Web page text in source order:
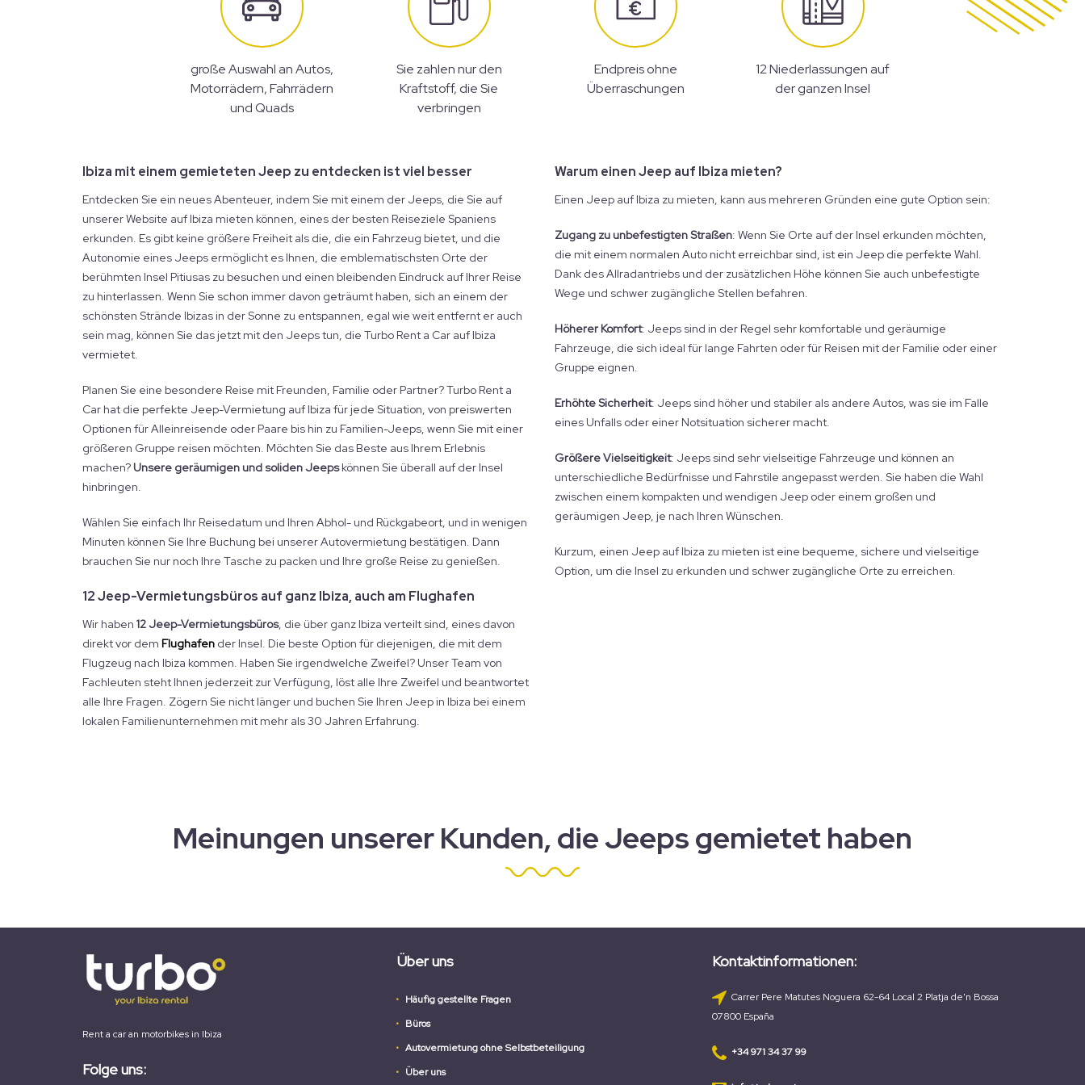
große Auswahl an Autos,
Motorrädern, Fahrrädern
und Quads
Sie zahlen nur den
Kraftstoff, die Sie
verbringen
Endpreis ohne
Überraschungen
12 Niederlassungen auf
der ganzen Insel
Ibiza mit einem gemieteten Jeep zu entdecken ist viel besser
Entdecken Sie ein neues Abenteuer, indem Sie mit einem der Jeeps, die Sie auf
unserer Website auf Ibiza mieten können, eines der besten Reiseziele Spaniens
erkunden. Es gibt keine größere Freiheit als die, die ein Fahrzeug bietet, und die
Autonomie eines Jeeps ermöglicht es Ihnen, die emblematischsten Orte der
berühmten Insel Pitiusas zu besuchen und einen bleibenden Eindruck auf Ihrer Reise
zu hinterlassen. Wenn Sie schon immer davon geträumt haben, sich an einem der
schönsten Strände Ibizas in der Sonne zu entspannen, egal wie weit entfernt er auch
sein mag, können Sie das jetzt mit den Jeeps tun, die Turbo Rent a Car auf Ibiza
vermietet.
Planen Sie eine besondere Reise mit Freunden, Familie oder Partner? Turbo Rent a
Car hat die perfekte Jeep-Vermietung auf Ibiza für jede Situation, von preiswerten
Optionen für Alleinreisende oder Paare bis hin zu Familien-Jeeps, wenn Sie mit einer
größeren Gruppe reisen möchten. Möchten Sie das Beste aus Ihrem Erlebnis
machen? Unsere geräumigen und soliden Jeepskönnen Sie überall auf der Insel
hinbringen.
Wählen Sie einfach Ihr Reisedatum und Ihren Abhol- und Rückgabeort, und in wenigen
Minuten können Sie Ihre Buchung bei unserer Autovermietung bestätigen. Dann
brauchen Sie nur noch Ihre Tasche zu packen und Ihre große Reise zu genießen.
12 Jeep-Vermietungsbüros auf ganz Ibiza, auch am Flughafen
Wir haben 12 Jeep-Vermietungsbüros, die über ganz Ibiza verteilt sind, eines davon
direkt vor dem Flughafen der Insel. Die beste Option für diejenigen, die mit dem
Flugzeug nach Ibiza kommen. Haben Sie irgendwelche Zweifel? Unser Team von
Fachleuten steht Ihnen jederzeit zur Verfügung, löst alle Ihre Zweifel und beantwortet
alle Ihre Fragen. Zögern Sie nicht länger und buchen Sie Ihren Jeep in Ibiza bei einem
lokalen Familienunternehmen mit mehr als 30 Jahren Erfahrung.
Warum einen Jeep auf Ibiza mieten?
Einen Jeep auf Ibiza zu mieten, kann aus mehreren Gründen eine gute Option sein:
Zugang zu unbefestigten Straßen: Wenn Sie Orte auf der Insel erkunden möchten,
die mit einem normalen Auto nicht erreichbar sind, ist ein Jeep die perfekte Wahl.
Dank des Allradantriebs und der zusätzlichen Höhe können Sie auch unbefestigte
Wege und schwer zugängliche Stellen befahren.
Höherer Komfort: Jeeps sind in der Regel sehr komfortable und geräumige
Fahrzeuge, die sich ideal für lange Fahrten oder für Reisen mit der Familie oder einer
Gruppe eignen.
Erhöhte Sicherheit: Jeeps sind höher und stabiler als andere Autos, was sie im Falle
eines Unfalls oder einer Notsituation sicherer macht.
Größere Vielseitigkeit: Jeeps sind sehr vielseitige Fahrzeuge und können an
unterschiedliche Bedürfnisse und Fahrstile angepasst werden. Sie haben die Wahl
zwischen einem kompakten und wendigen Jeep oder einem großen und
geräumigen Jeep, je nach Ihren Wünschen.
Kurzum, einen Jeep auf Ibiza zu mieten ist eine bequeme, sichere und vielseitige
Option, um die Insel zu erkunden und schwer zugängliche Orte zu erreichen.
Meinungen unserer Kunden, die Jeeps gemietet haben
Rent a car an motorbikes in Ibiza
Folge uns:
Über uns
Häufig gestellte Fragen
Büros
Autovermietung ohne Selbstbeteiligung
Über uns
Kontaktinformationen:
Carrer Pere Matutes Noguera 62-64 Local 2 Platja de'n Bossa
07800 España
+34 971 34 37 99